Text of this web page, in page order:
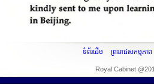
ទំព័រដើម ព្រះរាជសកម្មភាព
Royal Cabinet